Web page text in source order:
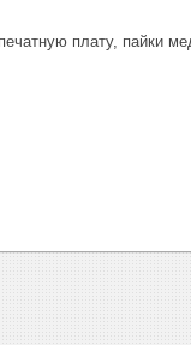
плату, пайки